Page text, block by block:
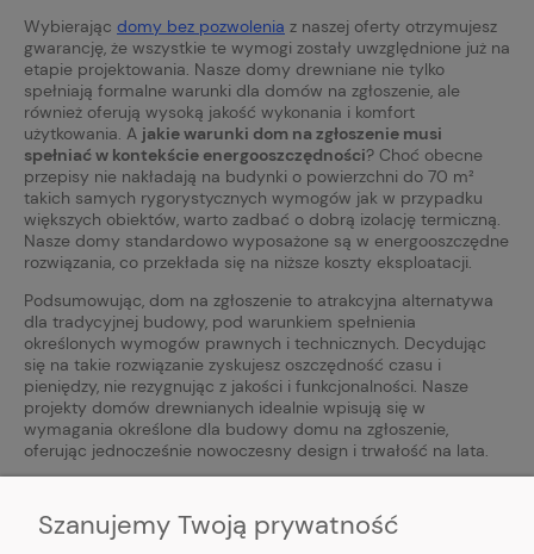
Wybierając domy bez pozwolenia z naszej oferty otrzymujesz
gwarancję, że wszystkie te wymogi zostały uwzględnione już na
etapie projektowania. Nasze domy drewniane nie tylko
spełniają formalne warunki dla domów na zgłoszenie, ale
również oferują wysoką jakość wykonania i komfort
użytkowania. A jakie warunki dom na zgłoszenie musi
spełniać w kontekście energooszczędności? Choć obecne
przepisy nie nakładają na budynki o powierzchni do 70 m²
takich samych rygorystycznych wymogów jak w przypadku
większych obiektów, warto zadbać o dobrą izolację termiczną.
Nasze domy standardowo wyposażone są w energooszczędne
rozwiązania, co przekłada się na niższe koszty eksploatacji.
Podsumowując, dom na zgłoszenie to atrakcyjna alternatywa
dla tradycyjnej budowy, pod warunkiem spełnienia
określonych wymogów prawnych i technicznych. Decydując
się na takie rozwiązanie zyskujesz oszczędność czasu i
pieniędzy, nie rezygnując z jakości i funkcjonalności. Nasze
projekty domów drewnianych idealnie wpisują się w
wymagania określone dla budowy domu na zgłoszenie,
oferując jednocześnie nowoczesny design i trwałość na lata.
Szanujemy Twoją prywatność